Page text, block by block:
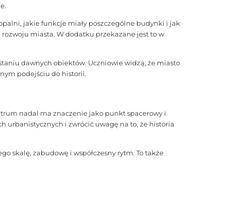
jakie funkcje miały poszczególne budynki i jak
rozwoju miasta. W dodatku przekazane jest to w
dawnych obiektów. Uczniowie widzą, że miasto
podejściu do historii.
nadal ma znaczenie jako punkt spacerowy i
urbanistycznych i zwrócić uwagę na to, że historia
skalę, zabudowę i współczesny rytm. To także